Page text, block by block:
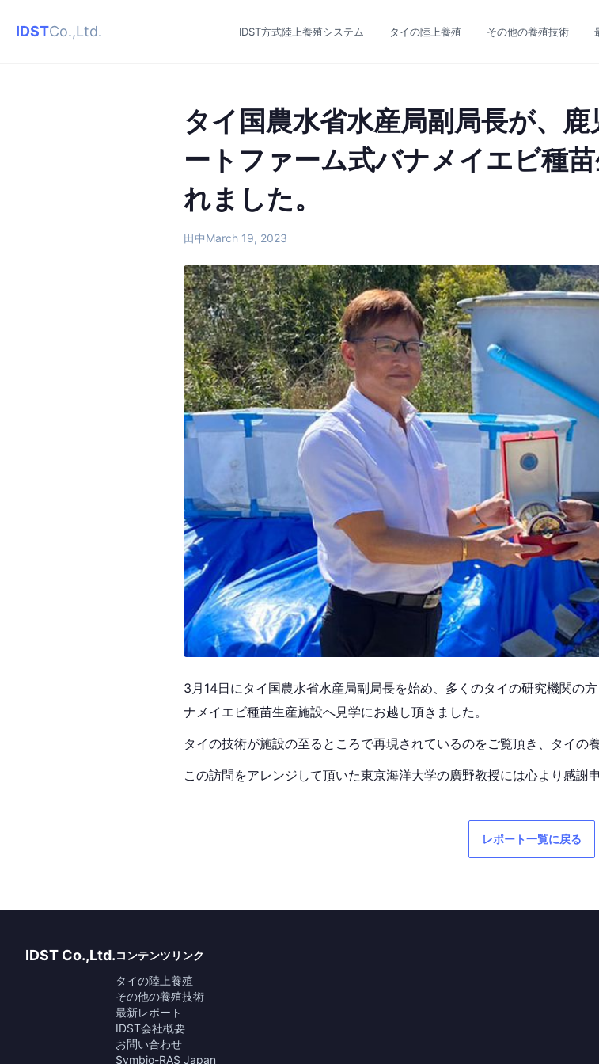
IDSTCo.,Ltd. IDST方式陸上養殖システム タイの陸上養殖 その他の養殖技術
タイ国農水省水産局副局長が、
ートファーム式バナメイエビ種
れました。
田中March 19, 2023
3月14日にタイ国農水省水産局副局長を始め、多くのタイの研究機関の
ナメイエビ種苗生産施設へ見学にお越し頂きました。
タイの技術が施設の至るところで再現されているのをご覧頂き、タイの
この訪問をアレンジして頂いた東京海洋大学の廣野教授には心より感謝
レポート一覧に戻る
IDST Co.,Ltd.コンテンツリンク
タイの陸上養殖
その他の養殖技術
最新レポート
IDST会社概要
お問い合わせ
Symbio-RAS Japan